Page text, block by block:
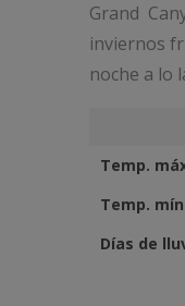
Grand
inviernos
noche a lo
Temp.
Temp.
Días de